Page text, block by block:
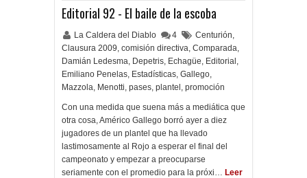
Editorial 92 - El baile de la escoba
La Caldera del Diablo 4 Centurión,
Clausura 2009, comisión directiva, Comparada,
Damián Ledesma, Depetris, Echagüe, Editorial ,
Emiliano Penelas, Estadísticas, Gallego,
Mazzola, Menotti, pases, plantel , promoción
Con una medida que suena más a mediática que
otra cosa, Américo Gallego borró ayer a diez
jugadores de un plantel que ha llevado
lastimosamente al Rojo a esperar el final del
campeonato y empezar a preocuparse
seriamente con el promedio para la próxi… Leer